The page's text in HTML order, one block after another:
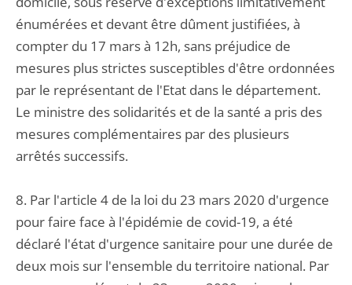
énumérées et devant être dûment justifiées, à
compter du 17 mars à 12h, sans préjudice de
mesures plus strictes susceptibles d'être ordonnées
par le représentant de l'Etat dans le département.
Le ministre des solidarités et de la santé a pris des
mesures complémentaires par des plusieurs
arrêtés successifs.
8. Par l'article 4 de la loi du 23 mars 2020 d'urgence
pour faire face à l'épidémie de covid-19, a été
déclaré l'état d'urgence sanitaire pour une durée de
deux mois sur l'ensemble du territoire national. Par